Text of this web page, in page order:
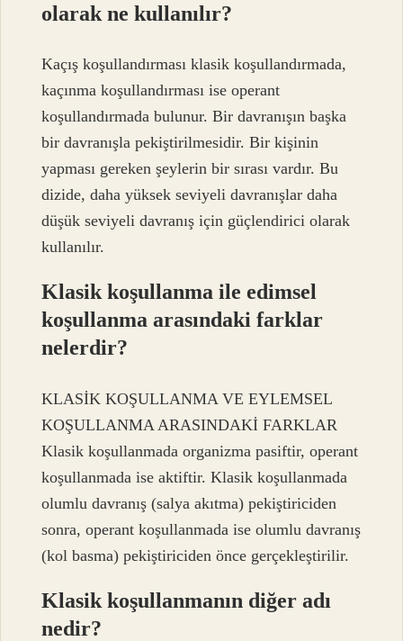
olarak ne kullanılır?
Kaçış koşullandırması klasik koşullandırmada,
kaçınma koşullandırması ise operant
koşullandırmada bulunur. Bir davranışın başka
bir davranışla pekiştirilmesidir. Bir kişinin
yapması gereken şeylerin bir sırası vardır. Bu
dizide, daha yüksek seviyeli davranışlar daha
düşük seviyeli davranış için güçlendirici olarak
kullanılır.
Klasik koşullanma ile edimsel
koşullanma arasındaki farklar
nelerdir?
KLASİK KOŞULLANMA VE EYLEMSEL
KOŞULLANMA ARASINDAKİ FARKLAR
Klasik koşullanmada organizma pasiftir, operant
koşullanmada ise aktiftir. Klasik koşullanmada
olumlu davranış (salya akıtma) pekiştiriciden
sonra, operant koşullanmada ise olumlu davranış
(kol basma) pekiştiriciden önce gerçekleştirilir.
Klasik koşullanmanın diğer adı
nedir?